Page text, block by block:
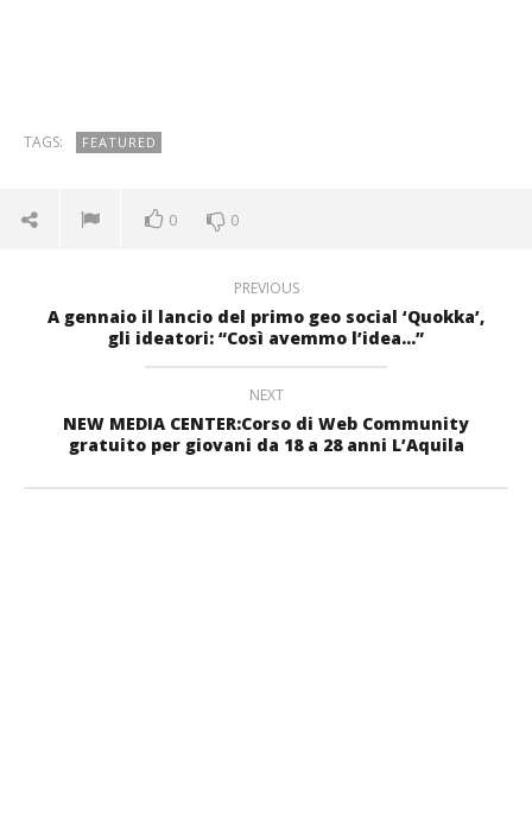
TAGS: FEATURED
0 0
PREVIOUS
A gennaio il lancio del primo geo social ‘Quokka’,
gli ideatori: “Così avemmo l’idea…”
NEXT
NEW MEDIA CENTER:Corso di Web Community
gratuito per giovani da 18 a 28 anni L’Aquila